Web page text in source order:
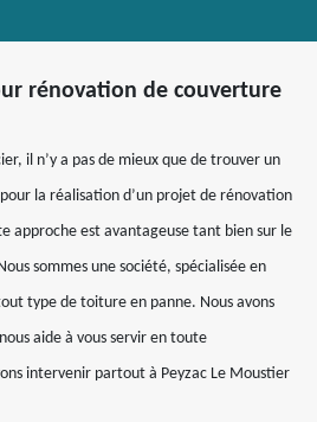
rénovation de couverture
il n’y a pas de mieux que de trouver un
la réalisation d’un projet de rénovation
approche est avantageuse tant bien sur le
sommes une société, spécialisée en
type de toiture en panne. Nous avons
aide à vous servir en toute
intervenir partout à Peyzac Le Moustier